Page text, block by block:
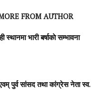
FROM AUTHOR
भारी बर्षाकाे सम्भावना
पुर्व सांसद तथा कांग्रेस नेता स्व.